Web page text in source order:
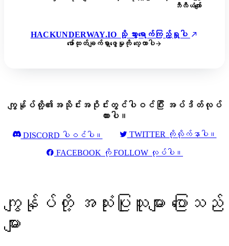
ဘီလီယံကျော်
HACKUNDERWAY.IO သို့ သွားရောက်ကြည့်ရှုပါ
ဖော်ထုတ်ချက်ရှာဖွေမှုကို လေ့လာပါ
ကျွန်ုပ်တို့၏အသိုင်းအဝိုင်းတွင်ပါဝင်ပြီး အပ်ဒိတ်လုပ်
ထားပါ။
DISCORD ပါဝင်ပါ။ TWITTER ကိုလိုက်နာပါ။
FACEBOOK ကို FOLLOW လုပ်ပါ။
ကျွန်ုပ်တို့ အသုံးပြုသူများ ပြောသည်
များ